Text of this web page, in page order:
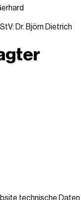
Dr. Björn Dietrich
technische